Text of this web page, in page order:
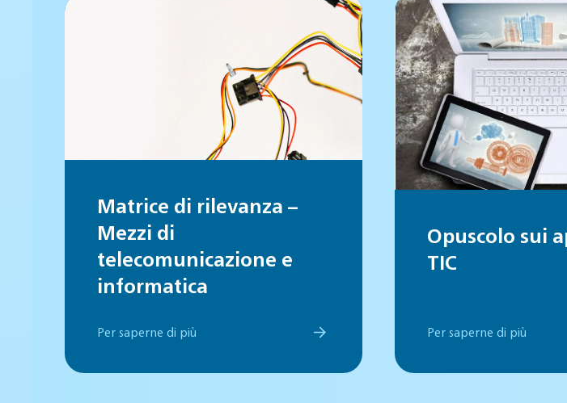
Matrice di rilevanza –
Mezzi di
telecomunicazione e
informatica
Per saperne di più
Opuscolo sui
TIC
Per saperne di più